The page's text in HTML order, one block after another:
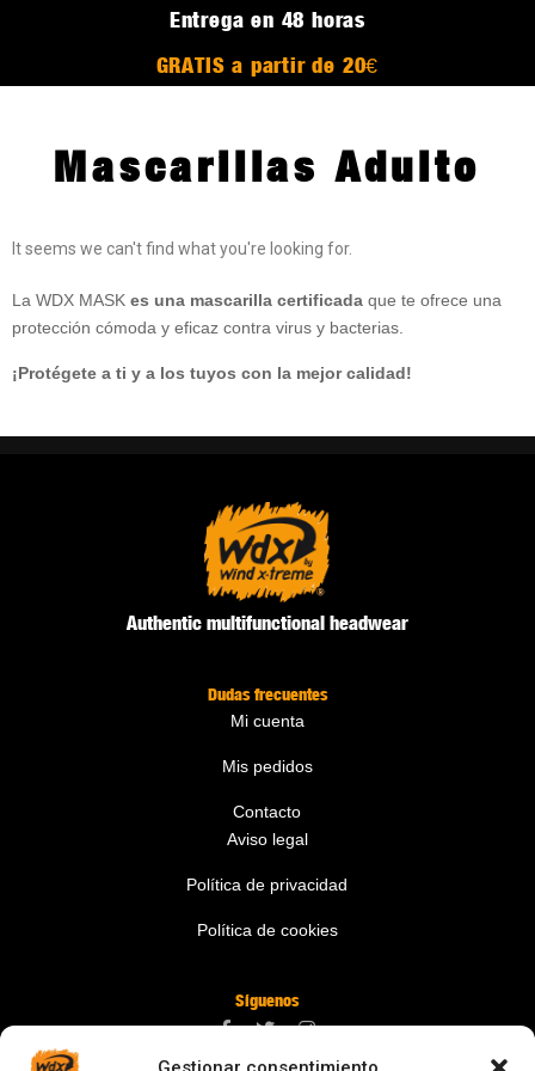
Entrega en 48 horas
GRATIS a partir de 20€
Mascarillas Adulto
It seems we can't find what you're looking for.
La WDX MASK es una mascarilla certificada que te ofrece una
protección cómoda y eficaz contra virus y bacterias.
¡Protégete a ti y a los tuyos con la mejor calidad!
Authentic multifunctional headwear
Dudas frecuentes
Mi cuenta
Mis pedidos
Contacto
Aviso legal
Política de privacidad
Política de cookies
Síguenos